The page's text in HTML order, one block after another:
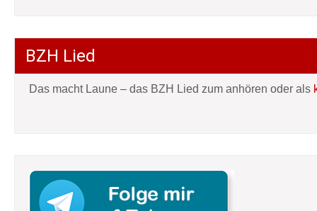
BZH Lied
Das macht Laune – das BZH Lied zum anhören oder als